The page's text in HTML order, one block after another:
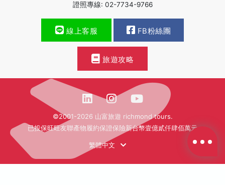
證照專線: 02-7734-9766
線上客服 FB粉絲團
旅遊攻略
©2001-2026 山富旅遊 richmond tours.
已投保旺旺友聯產物履約保證保險新台幣壹億貳仟肆佰萬元
繁體中文